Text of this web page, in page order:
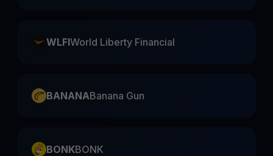
WLFIWorld Liberty Financial
BANANABanana Gun
BONKBONK